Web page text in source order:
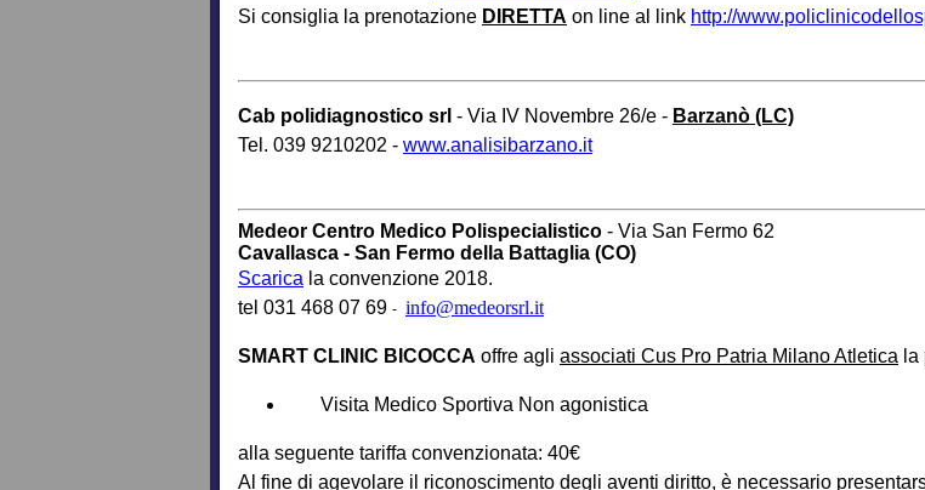
Si consiglia la prenotazione DIRETTA on line al link http://
Cab polidiagnostico srl - Via IV Novembre 26/e - Barzanò (LC)
Tel. 039 9210202 - www.analisibarzano.it
Medeor Centro Medico Polispecialistico - Via San Fermo 62
Cavallasca - San Fermo della Battaglia (CO)
Scarica la convenzione 2018.
tel 031 468 07 69 - info@medeorsrl.it
SMART CLINIC BICOCCA offre agli associati Cus Pro Patria Milano Atletica
Visita Medico Sportiva Non agonistica
alla seguente tariffa convenzionata: 40€
Al fine di agevolare il riconoscimento degli aventi diritto, è necessario